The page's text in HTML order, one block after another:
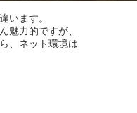
います。
魅力的ですが、
、ネット環境は